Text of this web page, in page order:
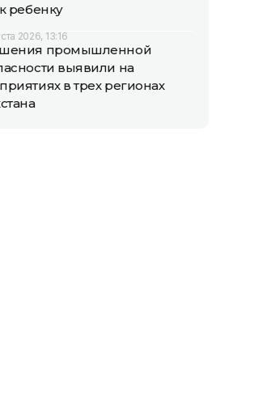
ребенку
2026, 13:16
промышленной
выявили на
в трех регионах